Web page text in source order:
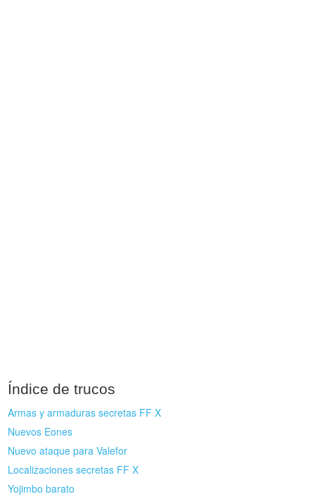
Índice de trucos
Armas y armaduras secretas FF X
Nuevos Eones
Nuevo ataque para Valefor
Localizaciones secretas FF X
Yojimbo barato